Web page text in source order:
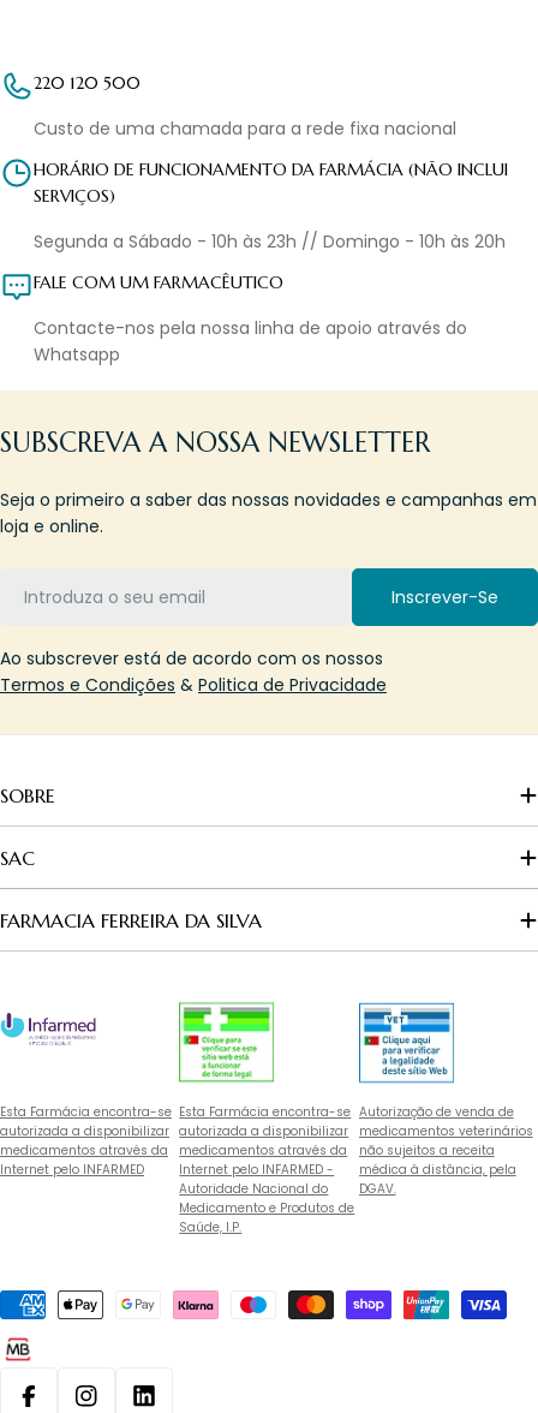
220 120 500
Custo de uma chamada para a rede fixa nacional
HORÁRIO DE FUNCIONAMENTO DA FARMÁCIA (NÃO INCLUI
SERVIÇOS)
Segunda a Sábado - 10h às 23h // Domingo - 10h às 20h
FALE COM UM FARMACÊUTICO
Contacte-nos pela nossa linha de apoio através do
Whatsapp
SUBSCREVA A NOSSA NEWSLETTER
Seja o primeiro a saber das nossas novidades e campanhas em
loja e online.
Inscrever-Se
Ao subscrever está de acordo com os nossos
Termos e Condições & Politica de Privacidade
SOBRE
SAC
FARMACIA FERREIRA DA SILVA
Esta Farmácia encontra-se
autorizada a disponibilizar
medicamentos através da
Internet pelo INFARMED
Esta Farmácia encontra-se
autorizada a disponibilizar
medicamentos através da
Internet pelo INFARMED -
Autoridade Nacional do
Medicamento e Produtos de
Saúde, I.P.
Autorização de venda de
medicamentos veterinários
não sujeitos a receita
médica à distância, pela
DGAV.
Métodos
pagamento